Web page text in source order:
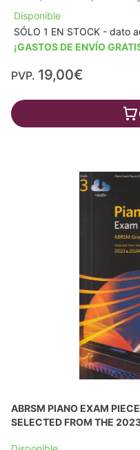
Disponible
SÓLO 1 EN STOCK - dato
¡GASTOS DE ENVÍO
PVP. 19,00€
ABRSM PIANO EXAM
SELECTED FROM THE